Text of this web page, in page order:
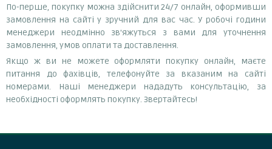
По-перше, покупку можна здійснити 24/7 онлайн, оформивши
замовлення на сайті у зручний для вас час. У робочі години
менеджери неодмінно зв'яжуться з вами для уточнення
замовлення, умов оплати та доставлення.
Якщо ж ви не можете оформляти покупку онлайн, маєте
питання до фахівців, телефонуйте за вказаним на сайті
номерами. Наші менеджери нададуть консультацію, за
необхідності оформлять покупку. Звертайтесь!